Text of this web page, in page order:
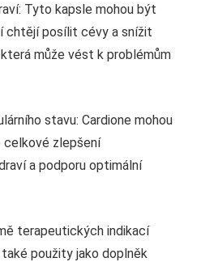
Tyto kapsle mohou být
chtějí posílit cévy a snížit
může vést k problémům
stavu: Cardione mohou
zlepšení
a podporu optimální
terapeutických indikací
použity jako doplněk